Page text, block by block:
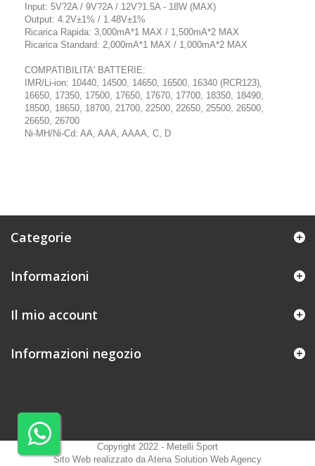
Input: 5V?2A / 9V?2A / 12V?1.5A - 18W (MAX)
Output: 4.2V±1% / 1.48V±1%
Ricarica Rapida: 3,000mA*1 MAX / 1,500mA*2 MAX
Ricarica Standard: 2,000mA*1 MAX / 1,000mA*2 MAX
COMPATIBILITA' BATTERIE:
IMR/Li-ion: 10440, 14500, 14650, 16500, 16340 (RCR123),
16650, 17350, 17500, 17650, 17670, 17700, 18350, 18490,
18500, 18650, 18700, 21700, 22500, 22650, 25500, 26500,
26650, 26700
Ni-MH/Ni-Cd: AA, AAA, AAAA, C, D
Categorie
Informazioni
Il mio account
Informazioni negozio
Copyright 2022 - Metelli Sport
Sito Web realizzato da Atena Solution Web Agency